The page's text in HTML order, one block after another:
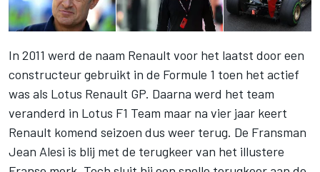
In 2011 werd de naam Renault voor het laatst door een
constructeur gebruikt in de Formule 1 toen het actief
was als Lotus Renault GP. Daarna werd het team
veranderd in Lotus F1 Team maar na vier jaar keert
Renault komend seizoen dus weer terug. De Fransman
Jean Alesi is blij met de terugkeer van het illustere